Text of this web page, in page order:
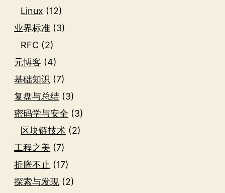
Linux (12)
业界标准 (3)
RFC (2)
元博客 (4)
基础知识 (7)
复盘与总结 (3)
密码学与安全 (3)
区块链技术 (2)
工程之美 (7)
折腾不止 (17)
探索与发现 (2)